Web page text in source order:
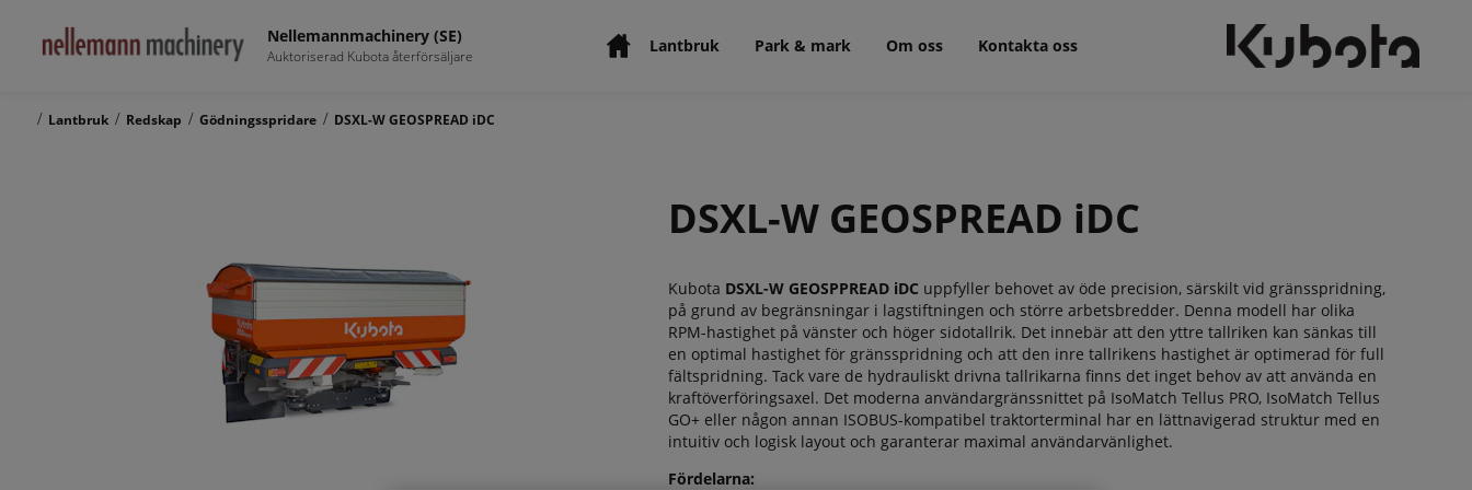
Nellemannmachinery (SE)
Auktoriserad Kubota återförsäljare Lantbruk Park & mark Om oss Kontakta oss
/ Lantbruk / Redskap / Gödningsspridare / DSXL-W GEOSPREAD iDC
DSXL-W GEOSPREAD iDC
Kubota DSXL-W GEOSPPREAD iDC uppfyller behovet av öde precision, särskilt vid gränsspridning,
på grund av begränsningar i lagstiftningen och större arbetsbredder. Denna modell har olika
RPM-hastighet på vänster och höger sidotallrik. Det innebär att den yttre tallriken kan sänkas till
en optimal hastighet för gränsspridning och att den inre tallrikens hastighet är optimerad för full
fältspridning. Tack vare de hydrauliskt drivna tallrikarna finns det inget behov av att använda en
kraftöverföringsaxel. Det moderna användargränssnittet på IsoMatch Tellus PRO, IsoMatch Tellus
GO+ eller någon annan ISOBUS-kompatibel traktorterminal har en lättnavigerad struktur med en
intuitiv och logisk layout och garanterar maximal användarvänlighet.
Fördelarna: